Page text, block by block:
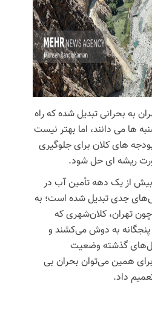
به بحرانی تبدیل شده که راه
ها می دانند، اما بهتر نیست
های کلان برای جلوگیری
ریشه ای حل شود.
از یک دهه تأمین آب در
جدی تبدیل شده است؛ به
تهران، کلان‌شهری که
به دوش می‌کشند و
گذشته وضعیت
همین می‌توان بحران بی
داد.